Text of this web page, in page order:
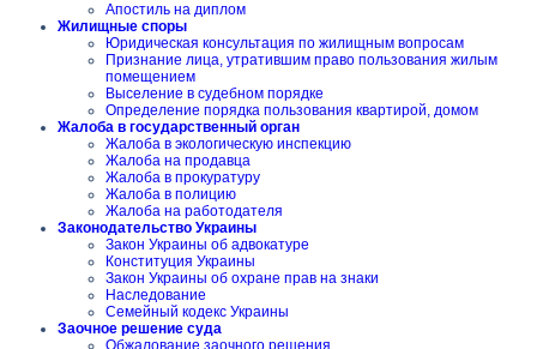
Апостиль на диплом
Жилищные споры
Юридическая консультация по жилищным вопросам
Признание лица, утратившим право пользования жилым
помещением
Выселение в судебном порядке
Определение порядка пользования квартирой, домом
Жалоба в государственный орган
Жалоба в экологическую инспекцию
Жалоба на продавца
Жалоба в прокуратуру
Жалоба в полицию
Жалоба на работодателя
Законодательство Украины
Закон Украины об адвокатуре
Конституция Украины
Закон Украины об охране прав на знаки
Наследование
Семейный кодекс Украины
Заочное решение суда